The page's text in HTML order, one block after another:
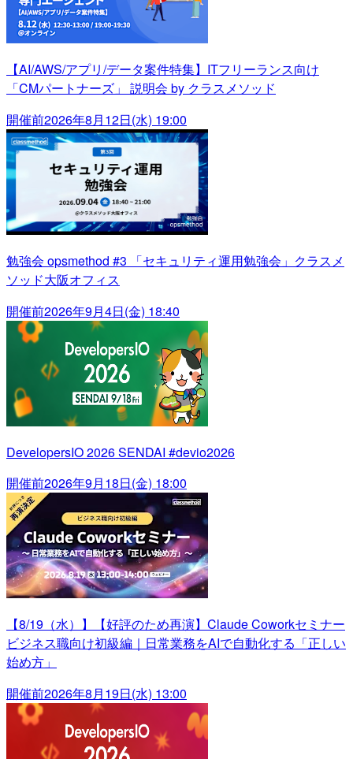
【AI/AWS/アプリ/データ案件特集】ITフリーランス向け
「CMパートナーズ」 説明会 by クラスメソッド
開催前2026年8月12日(水) 19:00
勉強会 opsmethod #3 「セキュリティ運用勉強会」クラスメ
ソッド大阪オフィス
開催前2026年9月4日(金) 18:40
DevelopersIO 2026 SENDAI #devio2026
開催前2026年9月18日(金) 18:00
【8/19（水）】【好評のため再演】Claude Coworkセミナー
ビジネス職向け初級編｜日常業務をAIで自動化する「正しい
始め方」
開催前2026年8月19日(水) 13:00